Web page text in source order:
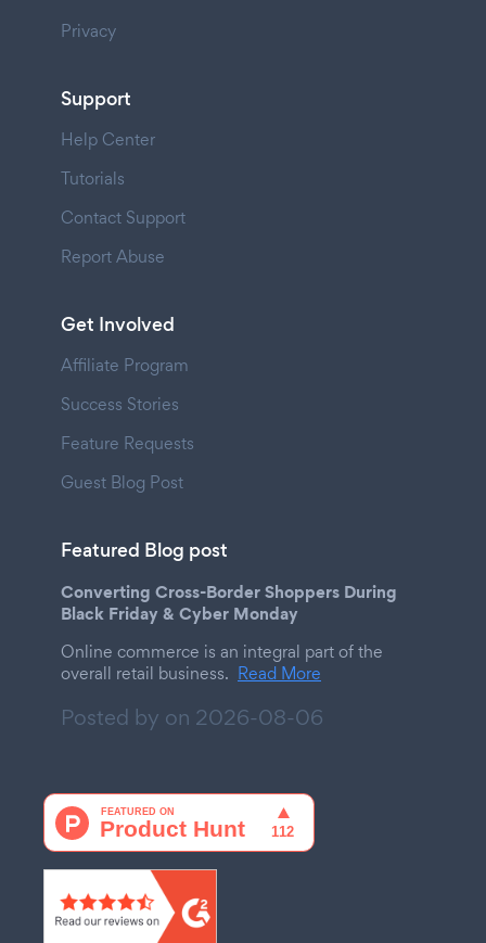
Privacy
Support
Help Center
Tutorials
Contact Support
Report Abuse
Get Involved
Affiliate Program
Success Stories
Feature Requests
Guest Blog Post
Featured Blog post
Converting Cross-Border Shoppers During
Black Friday & Cyber Monday
Online commerce is an integral part of the
overall retail business. Read More
Posted by on 2026-08-06